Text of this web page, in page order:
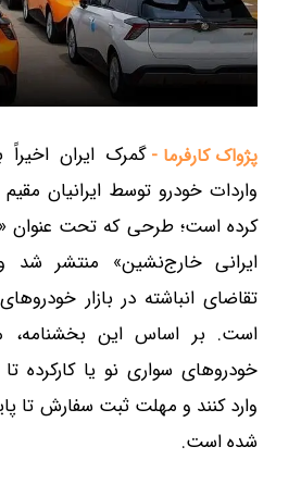
پژواک کارفرما - گمرک ایران اخیراً
واردات خودرو توسط ایرانیان
کرده است؛ طرحی که تحت عنوان
ایرانی خارج‌نشین» منتشر
تقاضای انباشته در بازار
است. بر اساس این بخشنامه،
خودروهای سواری نو یا کارکرده
شده است.